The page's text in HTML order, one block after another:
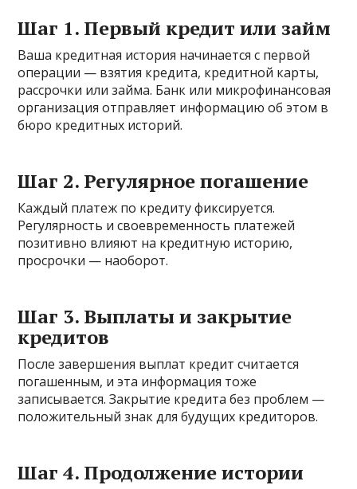
Шаг 1. Первый кредит или займ
Ваша кредитная история начинается с первой
операции — взятия кредита, кредитной карты,
рассрочки или займа. Банк или микрофинансовая
организация отправляет информацию об этом в
бюро кредитных историй.
Шаг 2. Регулярное погашение
Каждый платеж по кредиту фиксируется.
Регулярность и своевременность платежей
позитивно влияют на кредитную историю,
просрочки — наоборот.
Шаг 3. Выплаты и закрытие
кредитов
После завершения выплат кредит считается
погашенным, и эта информация тоже
записывается. Закрытие кредита без проблем —
положительный знак для будущих кредиторов.
Шаг 4. Продолжение истории